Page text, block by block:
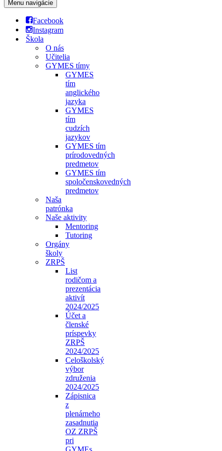
Menu navigácie
Facebook
Instagram
Škola
O nás
Učitelia
GYMES tímy
GYMES
tím
anglického
jazyka
GYMES
tím
cudzích
jazykov
GYMES tím
prírodovedných
predmetov
GYMES tím
spoločenskovedných
predmetov
Naša
patrónka
Naše aktivity
Mentoring
Tutoring
Orgány
školy
ZRPŠ
List
rodičom a
prezentácia
aktivít
2024/2025
Účet a
členské
príspevky
ZRPŠ
2024/2025
Celoškolský
výbor
združenia
2024/2025
Zápisnica
z
plenárneho
zasadnutia
OZ ZRPŠ
pri
GYMEs